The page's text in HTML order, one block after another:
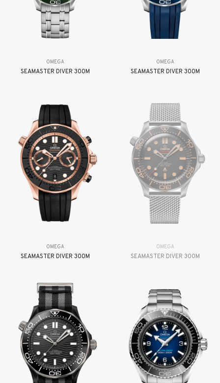
OMEGA
SEAMASTER DIVER 300M
OMEGA
SEAMASTER DIVER 300M
OMEGA
SEAMASTER DIVER 300M
OMEGA
SEAMASTER DIVER 300M